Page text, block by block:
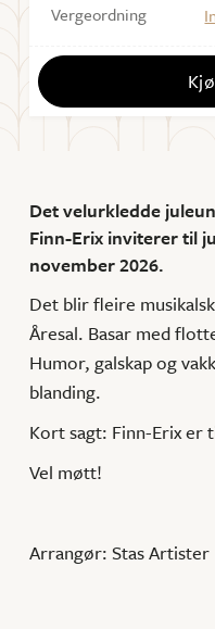
Vergeordning
Det velurkledde
Finn-Erix inviterer til
november 2026.
Det blir fleire
Åresal. Basar med
Humor, galskap og
blanding.
Kort sagt: Finn-Erix er
Vel møtt!
Arrangør: Stas Artister